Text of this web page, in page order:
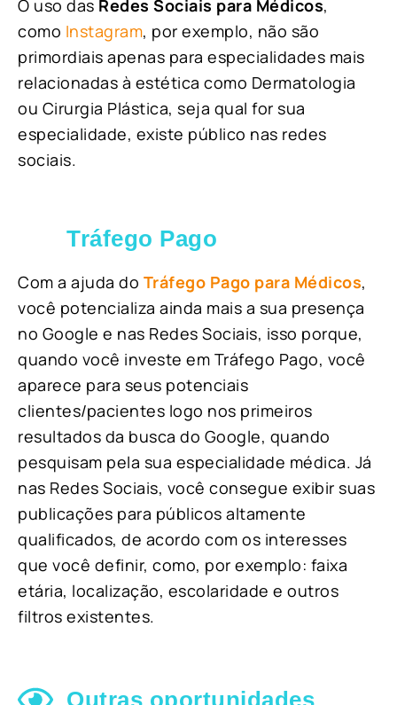
O uso das Redes Sociais para Médicos,
como Instagram, por exemplo, não são
primordiais apenas para especialidades mais
relacionadas à estética como Dermatologia
ou Cirurgia Plástica, seja qual for sua
especialidade, existe público nas redes
sociais.
Tráfego Pago
Com a ajuda do Tráfego Pago para Médicos,
você potencializa ainda mais a sua presença
no Google e nas Redes Sociais, isso porque,
quando você investe em Tráfego Pago, você
aparece para seus potenciais
clientes/pacientes logo nos primeiros
resultados da busca do Google, quando
pesquisam pela sua especialidade médica. Já
nas Redes Sociais, você consegue exibir suas
publicações para públicos altamente
qualificados, de acordo com os interesses
que você definir, como, por exemplo: faixa
etária, localização, escolaridade e outros
filtros existentes.
Outras oportunidades